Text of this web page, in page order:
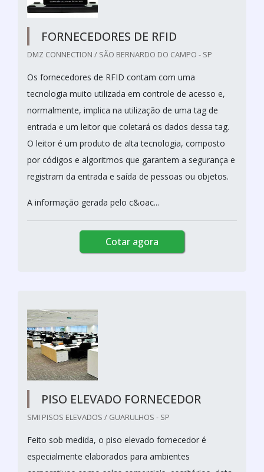
FORNECEDORES DE RFID
DMZ CONNECTION / SÃO BERNARDO DO CAMPO - SP
Os fornecedores de RFID contam com uma
tecnologia muito utilizada em controle de acesso e,
normalmente, implica na utilização de uma tag de
entrada e um leitor que coletará os dados dessa tag.
O leitor é um produto de alta tecnologia, composto
por códigos e algoritmos que garantem a segurança e
registram da entrada e saída de pessoas ou objetos.
A informação gerada pelo c&oac...
Cotar agora
PISO ELEVADO FORNECEDOR
SMI PISOS ELEVADOS / GUARULHOS - SP
Feito sob medida, o piso elevado fornecedor é
especialmente elaborados para ambientes